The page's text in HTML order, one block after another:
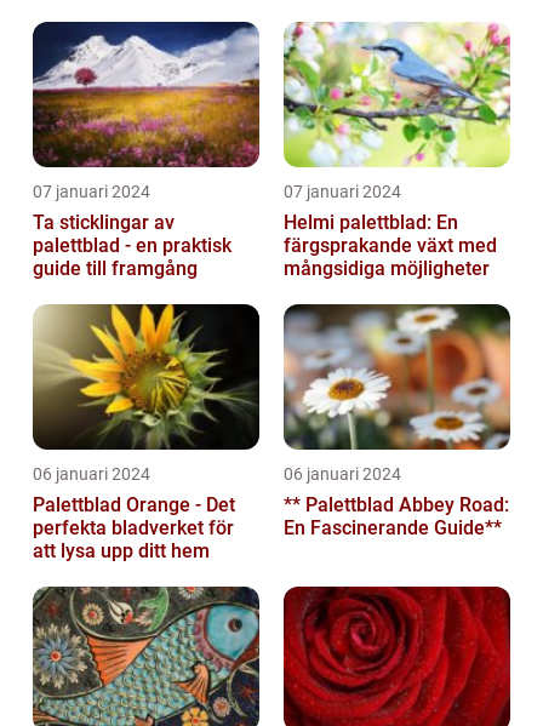
trädgårdar...
07 januari 2024
Ta sticklingar av
palettblad - en praktisk
guide till framgång
07 januari 2024
Helmi palettblad: En
färgsprakande växt med
mångsidiga möjligheter
06 januari 2024
Palettblad Orange - Det
perfekta bladverket för
att lysa upp ditt hem
06 januari 2024
** Palettblad Abbey Road:
En Fascinerande Guide**